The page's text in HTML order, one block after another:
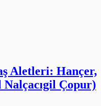
Aletleri: Hançer,
Nalçacıgil Çopur)